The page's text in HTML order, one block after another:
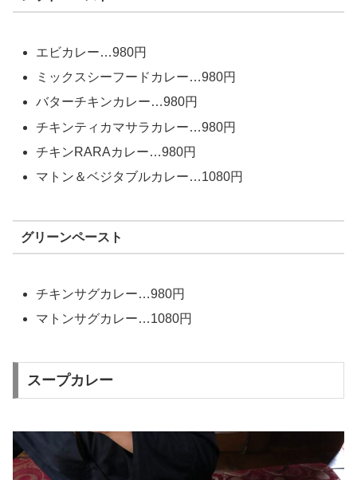
エビカレー…980円
ミックスシーフードカレー…980円
バターチキンカレー…980円
チキンティカマサラカレー…980円
チキンRARAカレー…980円
マトン＆ベジタブルカレー…1080円
グリーンペースト
チキンサグカレー…980円
マトンサグカレー…1080円
スープカレー